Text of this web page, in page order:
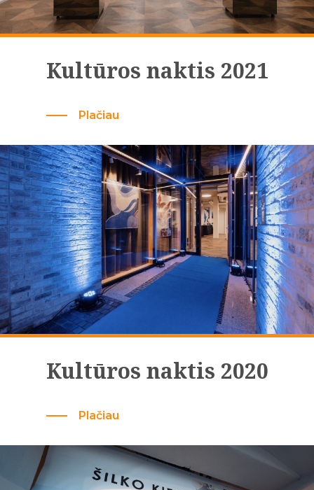
Kultūros naktis 2021
Plačiau
Kultūros naktis 2020
Plačiau